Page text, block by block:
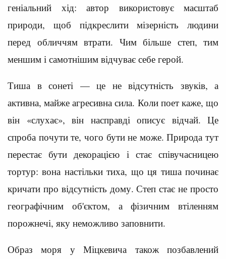
геніальний хід: автор використовує масштаб
природи, щоб підкреслити мізерність людини
перед обличчям втрати. Чим більше степ, тим
меншим і самотнішим відчуває себе герой.
Тиша в сонеті — це не відсутність звуків, а
активна, майже агресивна сила. Коли поет каже, що
він «слухає», він насправді описує відчай. Це
спроба почути те, чого бути не може. Природа тут
перестає бути декорацією і стає співучасницею
тортур: вона настільки тиха, що ця тиша починає
кричати про відсутність дому. Степ стає не просто
географічним об'єктом, а фізичним втіленням
порожнечі, яку неможливо заповнити.
Образ моря у Міцкевича також позбавлений